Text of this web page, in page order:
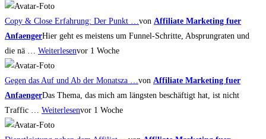
Copy & Close Erfahrung: Der Punkt … von Affiliate Marketing fuer
AnfaengerHier geht es meistens um Funnel-Schritte, Absprungraten und
die nä … Weiterlesenvor 1 Woche
Gegen das Auf und Ab der Monatsza … von Affiliate Marketing fuer
AnfaengerDas Thema, das mich am längsten beschäftigt hat, ist nicht
Traffic … Weiterlesenvor 1 Woche